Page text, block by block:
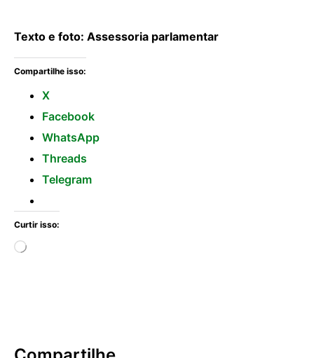
Texto e foto: Assessoria parlamentar
Compartilhe isso:
X
Facebook
WhatsApp
Threads
Telegram
Curtir isso: